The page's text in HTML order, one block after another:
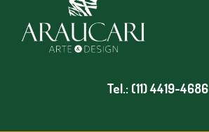
Tel.: (11) 4419-4686